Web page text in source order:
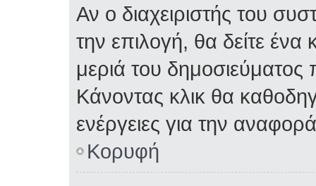
Αν ο διαχειριστής του
την επιλογή, θα δείτε
μεριά του
Κάνοντας κλικ θα
ενέργειες για την
Κορυφή